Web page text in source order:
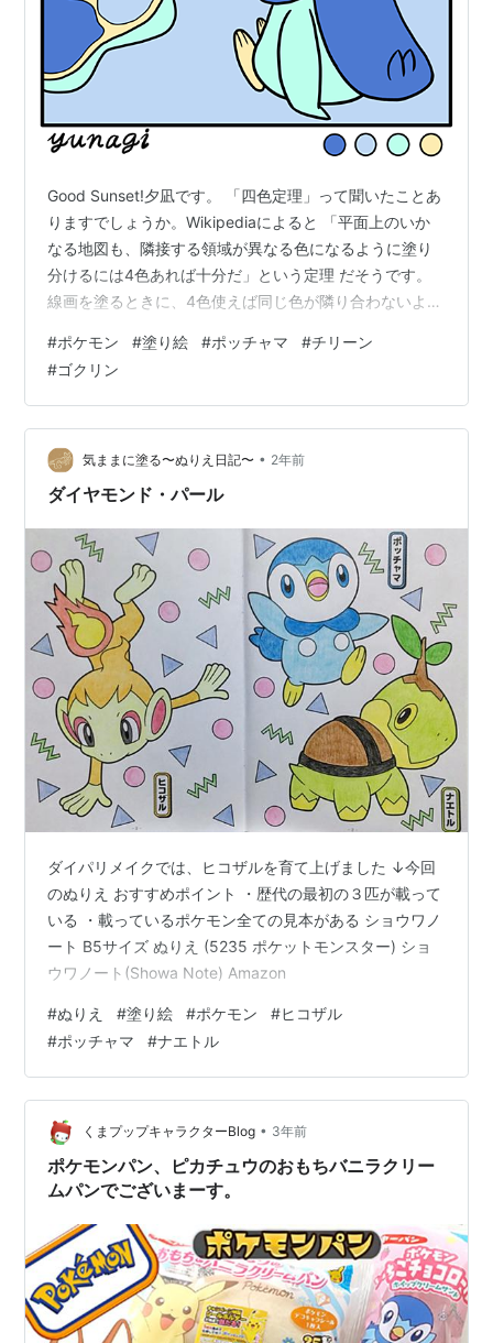
Good Sunset!夕凪です。 「四色定理」って聞いたことあ
りますでしょうか。Wikipediaによると 「平面上のいか
なる地図も、隣接する領域が異なる色になるように塗り
分けるには4色あれば十分だ」という定理 だそうです。
線画を塗るときに、4色使えば同じ色が隣り合わないよう
いかもしれませんが、あとで画像を出すので見てもらっ
た方が理解しやすいでしょう。 この四色定理を使った塗
り絵アプリがあります。こちらです。 play.google.com
大人の塗り絵パズル 紹介画像より あたしこのアプリ大好
きだったんですよ。お絵描きもパズルも好きだし、イ…
#ポケモン #塗り絵 #ポッチャマ #チリーン
#ゴクリン
気ままに塗る〜ぬりえ日記〜 • 2年前
ダイヤモンド・パール
ダイパリメイクでは、ヒコザルを育て上げました ↓今回
のぬりえ おすすめポイント ・歴代の最初の３匹が載って
いる ・載っているポケモン全ての見本がある ショウワノ
ート B5サイズ ぬりえ (5235 ポケットモンスター) ショ
ウワノート(Showa Note) Amazon
#ぬりえ #塗り絵 #ポケモン #ヒコザル
#ポッチャマ #ナエトル
くまプップキャラクターBlog • 3年前
ポケモンパン、ピカチュウのおもちバニラクリー
ムパンでございまーす。